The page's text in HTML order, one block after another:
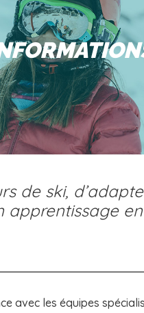
de ski,
avec les équipes